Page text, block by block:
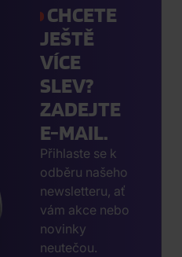
CHCETE
JEŠTĚ
VÍCE
SLEV?
ZADEJTE
E-MAIL.
Přihlaste se k
odběru našeho
newsletteru, ať
vám akce nebo
novinky
neutečou.